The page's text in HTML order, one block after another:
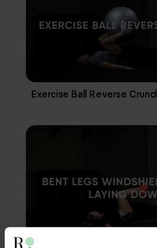
Exercise Ball Reverse